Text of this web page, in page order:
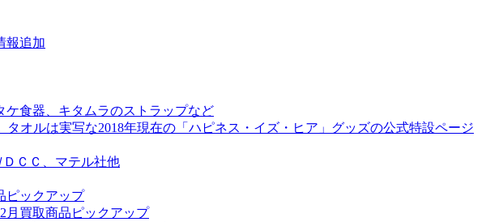
報追加
食器、キタムラのストラップなど
オルは実写な2018年現在の「ハピネス・イズ・ヒア」グッズの公式特設ページ
ＣＣ、マテル社他
ピックアップ
月買取商品ピックアップ